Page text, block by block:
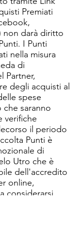
Premiati
non darà diritto
I Punti
nella misura
di
Partner,
degli acquisti al
spese
saranno
verifiche
il periodo
Punti è
di
Utro che è
dell'accredito
online,
considerarsi